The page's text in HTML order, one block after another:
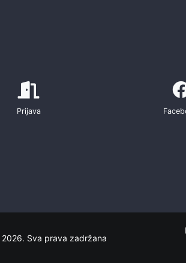
Prijava
Sva prava zadržana